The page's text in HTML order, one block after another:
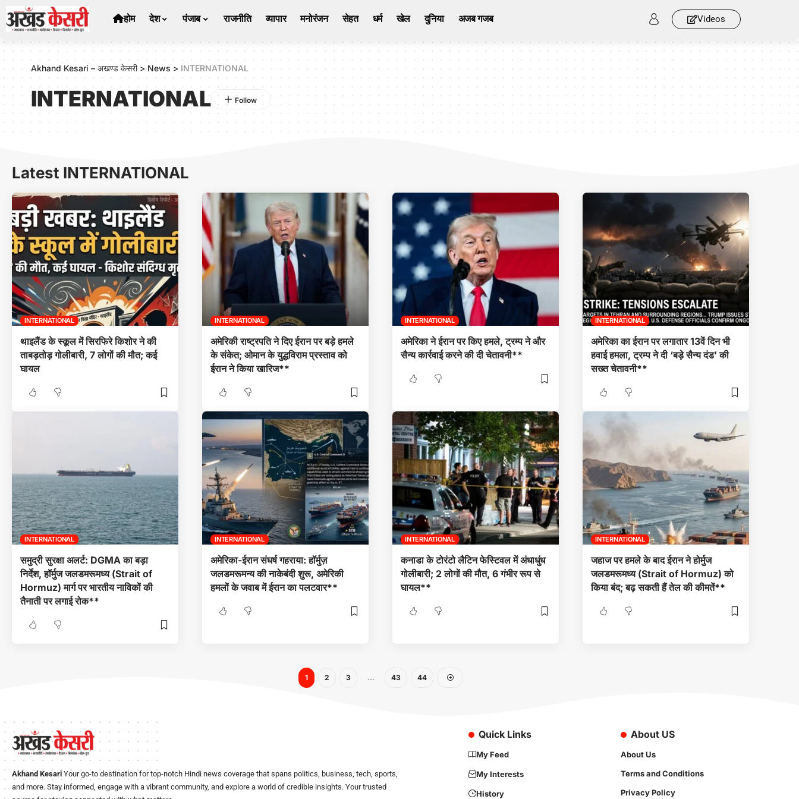
होम देश पंजाब राजनीति व्यापार मनोरंजन सेहत धर्म खेल दुनिया अजब गजब Videos
Akhand Kesari – अखण्ड केसरी>News > INTERNATIONAL
INTERNATIONAL
Latest INTERNATIONAL
INTERNATIONAL
थाइलैंड के स्कूल में सिरफिरे किशोर ने की
ताबड़तोड़ गोलीबारी, 7 लोगों की मौत; कई
घायल
INTERNATIONAL
अमेरिकी राष्ट्रपति ने दिए ईरान पर बड़े हमले
के संकेत; ओमान के युद्धविराम प्रस्ताव को
ईरान ने किया खारिज**
INTERNATIONAL
अमेरिका ने ईरान पर किए हमले, ट्रम्प ने और
सैन्य कार्रवाई करने की दी चेतावनी**
INTERNATIONAL
अमेरिका का ईरान पर लगातार 13वें दिन भी
हवाई हमला, ट्रम्प ने दी ‘बड़े सैन्य दंड’ की
सख्त चेतावनी**
INTERNATIONAL
समुद्री सुरक्षा अलर्ट: DGMA का बड़ा
निर्देश, हॉर्मुज जलडमरूमध्य (Strait of
Hormuz) मार्ग पर भारतीय नाविकों की
तैनाती पर लगाई रोक**
INTERNATIONAL
अमेरिका-ईरान संघर्ष गहराया: हॉर्मुज़
जलडमरूमन्य की नाकेबंदी शुरू, अमेरिकी
हमलों के जवाब में ईरान का पलटवार**
INTERNATIONAL
कनाडा के टोरंटो लैटिन फेस्टिवल में अंधाधुंध
गोलीबारी; 2 लोगों की मौत, 6 गंभीर रूप से
घायल**
INTERNATIONAL
जहाज पर हमले के बाद ईरान ने होर्मुज
जलडमरूमध्य (Strait of Hormuz) को
किया बंद; बढ़ सकती हैं तेल की कीमतें**
1 2 3 … 43 44
Akhand KesariYour go-to destination for top-notch Hindi news coverage that spans politics, business, tech, sports,
and more. Stay informed, engage with a vibrant community, and explore a world of credible insights. Your trusted
Quick Links
My Feed
My Interests
History
About US
About Us
Terms and Conditions
Privacy Policy